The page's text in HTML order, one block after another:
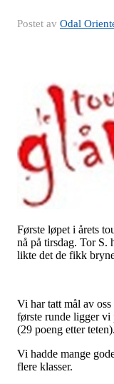
Postet av Odal
Første løpet i årets
nå på tirsdag. Tor S.
likte det de fikk
Vi har tatt mål av
første runde ligger vi
(29 poeng etter teten).
Vi hadde mange
flere klasser.